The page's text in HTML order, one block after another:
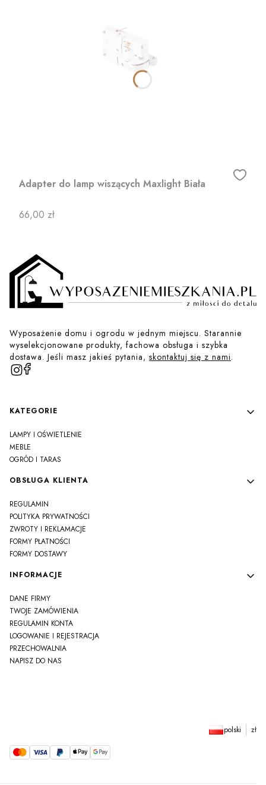
Adapter do lamp wiszących Maxlight Biała
Cena
66,00 zł
Wyposażenie domu i ogrodu w jednym miejscu. Starannie
wyselekcjonowane produkty, fachowa obsługa i szybka
dostawa. Jeśli masz jakieś pytania, skontaktuj się z nami.
Linki w stopce
KATEGORIE
LAMPY I OŚWIETLENIE
MEBLE
OGRÓD I TARAS
OBSŁUGA KLIENTA
REGULAMIN
POLITYKA PRYWATNOŚCI
ZWROTY I REKLAMACJE
FORMY PŁATNOŚCI
FORMY DOSTAWY
INFORMACJE
DANE FIRMY
TWOJE ZAMÓWIENIA
REGULAMIN KONTA
LOGOWANIE I REJESTRACJA
PRZECHOWALNIA
NAPISZ DO NAS
polski zł